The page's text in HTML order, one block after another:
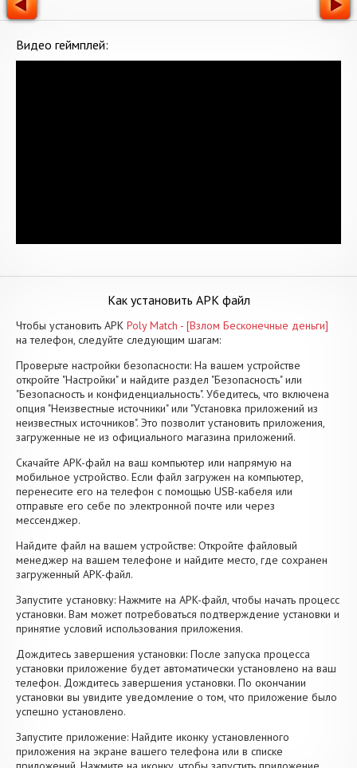
Видео геймплей:
Как установить APK файл
Чтобы установить APK Poly Match - [Взлом Бесконечные деньги]
на телефон, следуйте следующим шагам:
Проверьте настройки безопасности: На вашем устройстве
откройте "Настройки" и найдите раздел "Безопасность" или
"Безопасность и конфиденциальность". Убедитесь, что включена
опция "Неизвестные источники" или "Установка приложений из
неизвестных источников". Это позволит установить приложения,
загруженные не из официального магазина приложений.
Скачайте APK-файл на ваш компьютер или напрямую на
мобильное устройство. Если файл загружен на компьютер,
перенесите его на телефон с помощью USB-кабеля или
отправьте его себе по электронной почте или через
мессенджер.
Найдите файл на вашем устройстве: Откройте файловый
менеджер на вашем телефоне и найдите место, где сохранен
загруженный APK-файл.
Запустите установку: Нажмите на APK-файл, чтобы начать процесс
установки. Вам может потребоваться подтверждение установки и
принятие условий использования приложения.
Дождитесь завершения установки: После запуска процесса
установки приложение будет автоматически установлено на ваш
телефон. Дождитесь завершения установки. По окончании
установки вы увидите уведомление о том, что приложение было
успешно установлено.
Запустите приложение: Найдите иконку установленного
приложения на экране вашего телефона или в списке